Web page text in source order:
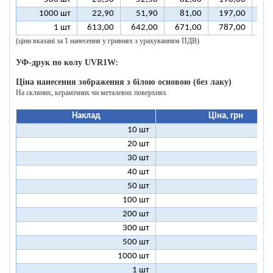
1000 шт
22,90 51,90 81,00 197,00
1 шт
613,00 642,00 671,00 787,00
(ціни вказані за 1 нанесення у гривнях з урахуванням ПДВ)
УФ-друк по колу UVR1W:
Ціна нанесення зображення з білою основою (без лаку)
На скляних, керамічних чи металевих поверхнях
Наклад
Ціна, грн
10 шт
20 шт
30 шт
40 шт
50 шт
100 шт
200 шт
300 шт
500 шт
1000 шт
1 шт